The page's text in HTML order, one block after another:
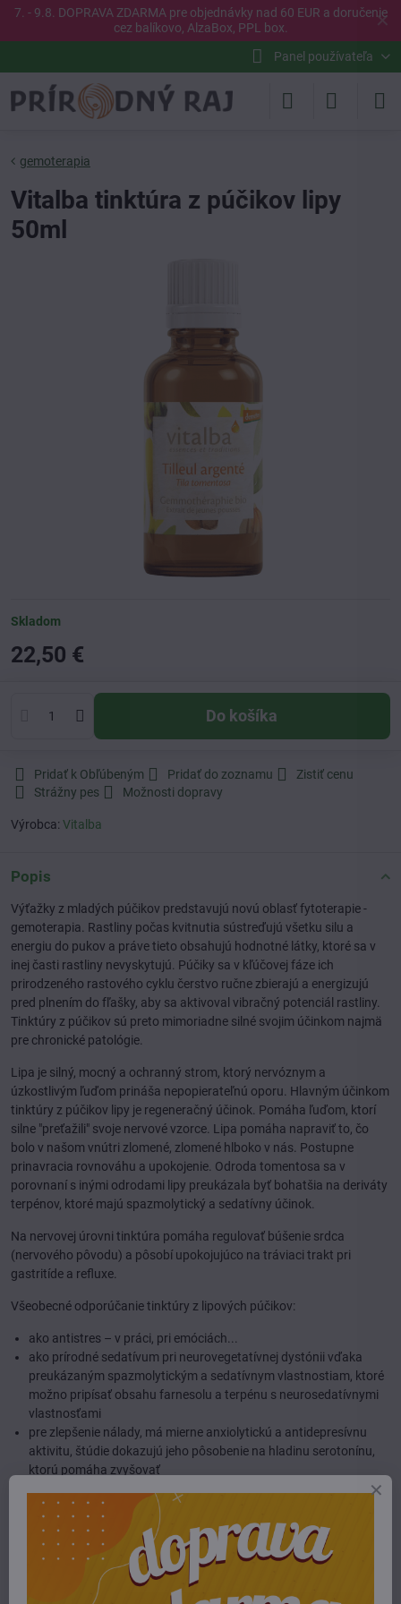
✕
7. - 9.8. DOPRAVA ZDARMA pre objednávky nad 60 EUR a doručenie
cez balíkovo, AlzaBox, PPL box.
Panel používateľa
gemoterapia
Vitalba tinktúra z púčikov lipy
50ml
Skladom
22,50 €
Do košíka
Pridať k Obľúbeným Pridať do zoznamu
Zistiť cenu
Strážny pes
Možnosti dopravy
Výrobca: Vitalba
Popis
Výťažky z mladých púčikov predstavujú novú oblasť fytoterapie -
gemoterapia. Rastliny počas kvitnutia sústreďujú všetku silu a
energiu do pukov a práve tieto obsahujú hodnotné látky, ktoré sa v
inej časti rastliny nevyskytujú. Púčiky sa v kľúčovej fáze ich
prirodzeného rastového cyklu čerstvo ručne zbierajú a energizujú
pred plnením do fľašky, aby sa aktivoval vibračný potenciál rastliny.
Tinktúry z púčikov sú preto mimoriadne silné svojim účinkom najmä
pre chronické patológie.
Lipa je silný, mocný a ochranný strom, ktorý nervóznym a
úzkostlivým ľuďom prináša nepopierateľnú oporu. Hlavným účinkom
tinktúry z púčikov lipy je regeneračný účinok. Pomáha ľuďom, ktorí
silne "preťažili" svoje nervové vzorce. Lipa pomáha napraviť to, čo
bolo v našom vnútri zlomené, zlomené hlboko v nás. Postupne
prinavracia rovnováhu a upokojenie. Odroda tomentosa sa v
porovnaní s inými odrodami lipy preukázala byť bohatšia na deriváty
terpénov, ktoré majú spazmolytický a sedatívny účinok.
Na nervovej úrovni tinktúra pomáha regulovať búšenie srdca
(nervového pôvodu) a pôsobí upokojujúco na tráviaci trakt pri
gastritíde a refluxe.
Všeobecné odporúčanie tinktúry z lipových púčikov:
ako antistres – v práci, pri emóciách...
ako prírodné sedatívum pri neurovegetatívnej dystónii vďaka
preukázaným spazmolytickým a sedatívnym vlastnostiam, ktoré
možno pripísať obsahu farnesolu a terpénu s neurosedatívnymi
vlastnosťami
pre zlepšenie nálady, má mierne anxiolytickú a antidepresívnu
aktivitu, štúdie dokazujú jeho pôsobenie na hladinu serotonínu,
ktorú pomáha zvyšovať
pri poruchách spánku podporuje kvalitný spánok, dĺžku spánku a
schopnosť zaspať, nemení snovú aktivitu (môže sa bezpečne
používať u detí aj u starších ľudí, dávka u dieťaťa nad 2 roky je 1
kvapka na kilogram do vody večer pred spaním)
je indikovaná napríklad pri liečbe dráždivého čreva
ďalšie indikácie: úzkosť, posadnutosť, ťažkosti so sústredením,